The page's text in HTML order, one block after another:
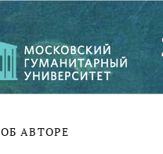
ОБ АВТОРЕ